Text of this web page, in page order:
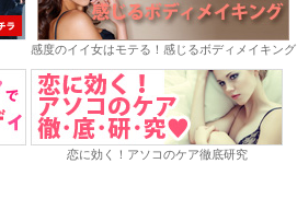
感度のイイ女はモテる！感じるボディメイキング
恋に効く！アソコのケア徹底研究